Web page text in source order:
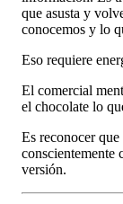
que asusta y
conocemos y lo
Eso requiere
El comercial
el chocolate lo
Es reconocer
conscientemente
versión.